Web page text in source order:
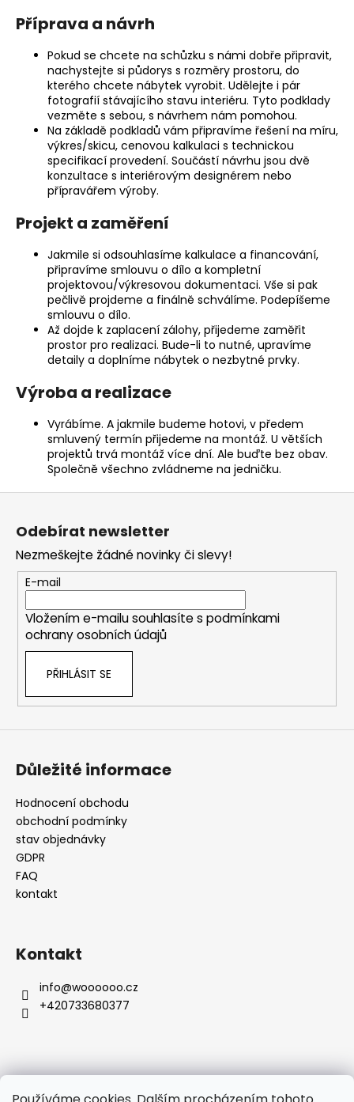
k
y
v
ý
p
i
s
u
Příprava a návrh
Pokud se chcete na schůzku s námi dobře připravit,
nachystejte si půdorys s rozměry prostoru, do
kterého chcete nábytek vyrobit. Udělejte i pár
fotografií stávajícího stavu interiéru. Tyto podklady
vezměte s sebou, s návrhem nám pomohou.
Na základě podkladů vám připravíme řešení na míru,
výkres/skicu, cenovou kalkulaci s technickou
specifikací provedení. Součástí návrhu jsou dvě
konzultace s interiérovým designérem nebo
přípravářem výroby.
Projekt a zaměření
Jakmile si odsouhlasíme kalkulace a financování,
připravíme smlouvu o dílo a kompletní
projektovou/výkresovou dokumentaci. Vše si pak
pečlivě projdeme a finálně schválíme. Podepíšeme
smlouvu o dílo.
Až dojde k zaplacení zálohy, přijedeme zaměřit
prostor pro realizaci. Bude-li to nutné, upravíme
detaily a doplníme nábytek o nezbytné prvky.
Výroba a realizace
Vyrábíme. A jakmile budeme hotovi, v předem
smluvený termín přijedeme na montáž. U větších
projektů trvá montáž více dní. Ale buďte bez obav.
Společně všechno zvládneme na jedničku.
Z
Odebírat newsletter
Nezmeškejte žádné novinky či slevy!
E-mail
Vložením e-mailu souhlasíte s podmínkami
ochrany osobních údajů
PŘIHLÁSIT SE
Důležité informace
Hodnocení obchodu
obchodní podmínky
stav objednávky
GDPR
FAQ
kontakt
Kontakt
info@woooooo.cz
+420733680377
Přijímáme online platby